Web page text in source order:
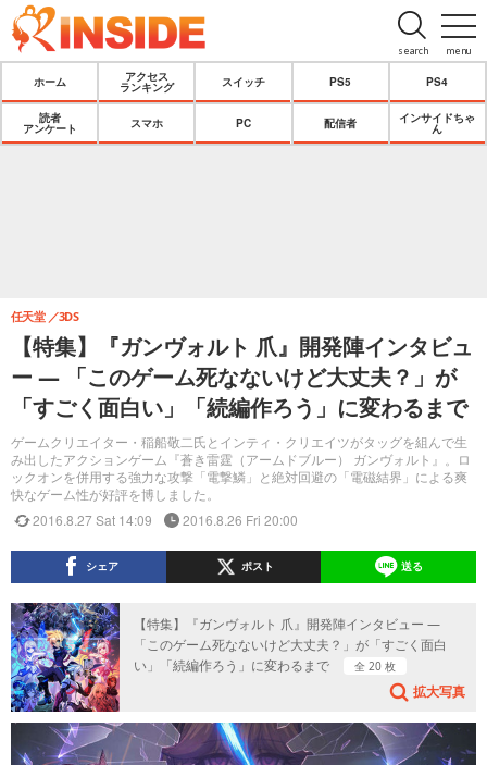
menu
search
ホーム
アクセス
ランキング
スイッチ PS5 PS4
読者
アンケート
スマホ PC 配信者
インサイドちゃ
ん
【特集】『ガンヴォルト 爪』開発陣インタビュ
ー ― 「このゲーム死なないけど大丈夫？」が
「すごく面白い」「続編作ろう」に変わるまで
ゲームクリエイター・稲船敬二氏とインティ・クリエイツがタッグを組んで生
み出したアクションゲーム『蒼き雷霆（アームドブルー） ガンヴォルト』。ロ
ックオンを併用する強力な攻撃「電撃鱗」と絶対回避の「電磁結界」による爽
快なゲーム性が好評を博しました。
任天堂 3DS
2016.8.27 Sat 14:09 2016.8.26 Fri 20:00
シェア ポスト 送る
【特集】『ガンヴォルト 爪』開発陣インタビュー ―
「このゲーム死なないけど大丈夫？」が「すごく面白
い」「続編作ろう」に変わるまで
全 20 枚
拡大写真